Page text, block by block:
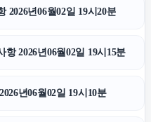
2026년06월02일 19시20분
2026년06월02일 19시15분
년06월02일 19시10분